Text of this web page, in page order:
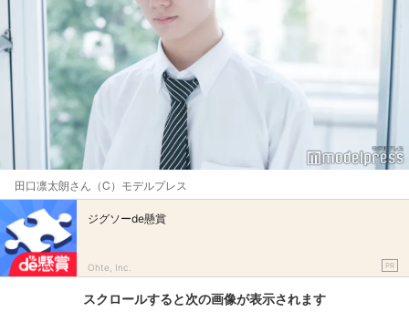
田口凛太朗さん（C）モデルプレス
ジグソーde懸賞
Ohte, Inc. PR
スクロールすると次の画像が表示されます